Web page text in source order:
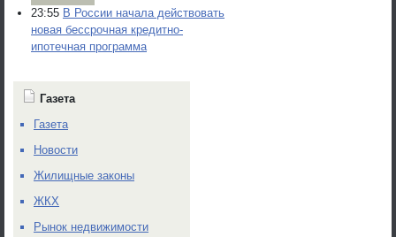
23:55 В России начала действовать
новая бессрочная кредитно-
ипотечная программа
Газета
Газета
Новости
Жилищные законы
ЖКХ
Рынок недвижимости